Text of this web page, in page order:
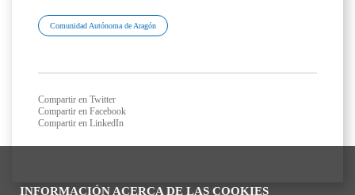
INFORMACIÓN ACERCA DE LAS COOKIES
Comunidad Autónoma de Aragón
Compartir en Twitter
Compartir en Facebook
Compartir en LinkedIn